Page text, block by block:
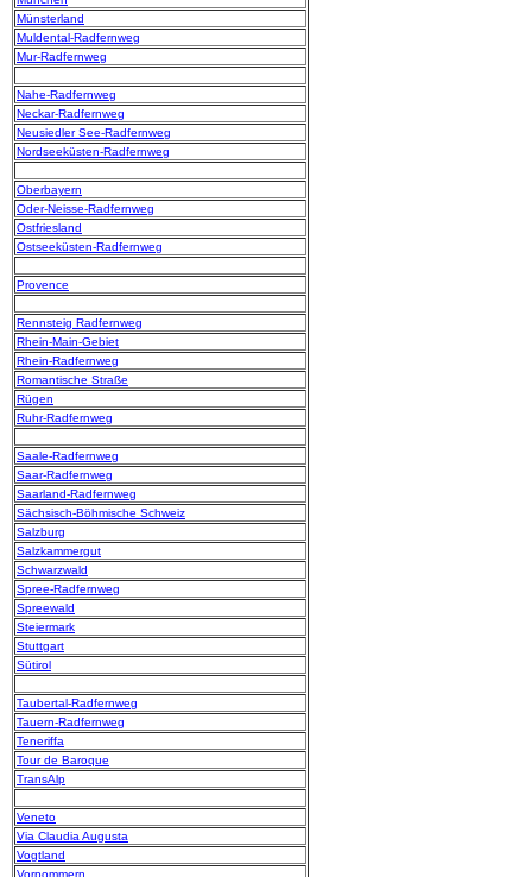
Münsterland
Muldental-Radfernweg
Mur-Radfernweg
Nahe-Radfernweg
Neckar-Radfernweg
Neusiedler See-Radfernweg
Nordseeküsten-Radfernweg
Oberbayern
Oder-Neisse-Radfernweg
Ostfriesland
Ostseeküsten-Radfernweg
Provence
Rennsteig Radfernweg
Rhein-Main-Gebiet
Rhein-Radfernweg
Romantische Straße
Rügen
Ruhr-Radfernweg
Saale-Radfernweg
Saar-Radfernweg
Saarland-Radfernweg
Sächsisch-Böhmische Schweiz
Salzburg
Salzkammergut
Schwarzwald
Spree-Radfernweg
Spreewald
Steiermark
Stuttgart
Sütirol
Taubertal-Radfernweg
Tauern-Radfernweg
Teneriffa
Tour de Baroque
TransAlp
Veneto
Via Claudia Augusta
Vogtland
Vorpommern